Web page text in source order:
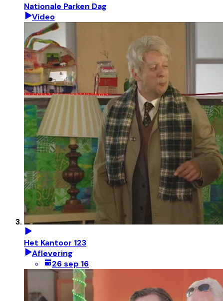
Nationale Parken Dag
Video
Het Kantoor 123
Aflevering
26 sep 16